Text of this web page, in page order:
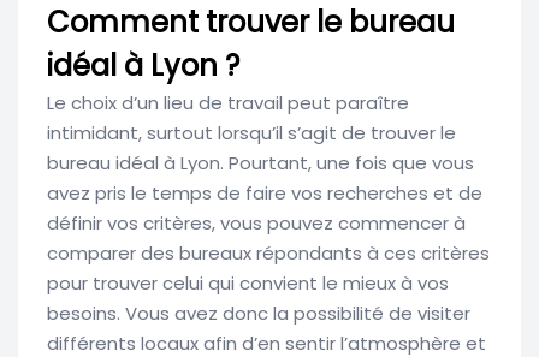
Comment trouver le bureau
idéal à Lyon ?
Le choix d’un lieu de travail peut paraître
intimidant, surtout lorsqu’il s’agit de trouver le
bureau idéal à Lyon. Pourtant, une fois que vous
avez pris le temps de faire vos recherches et de
définir vos critères, vous pouvez commencer à
comparer des bureaux répondants à ces critères
pour trouver celui qui convient le mieux à vos
besoins. Vous avez donc la possibilité de visiter
différents locaux afin d’en sentir l’atmosphère et